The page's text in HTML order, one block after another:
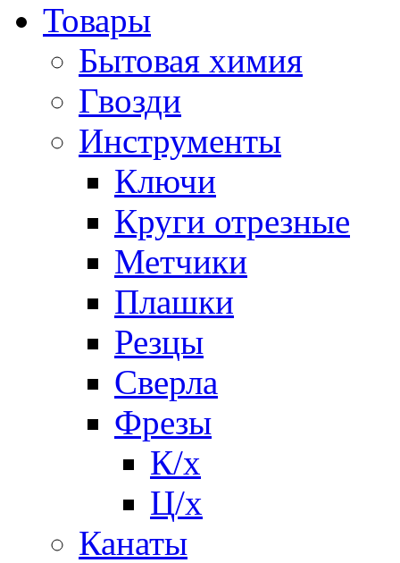
Товары
Бытовая химия
Гвозди
Инструменты
Ключи
Круги отрезные
Метчики
Плашки
Резцы
Сверла
Фрезы
К/х
Ц/х
Канаты